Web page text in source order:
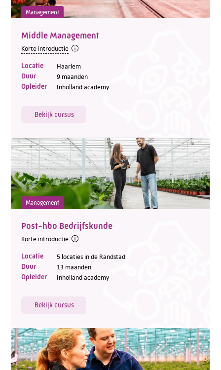
E-mail:
Contactformulier
Management
Middle Management
Korte introductie
Locatie Haarlem
Duur 9 maanden
Opleider Inholland academy
Bekijk cursus
Management
Post-hbo Bedrijfskunde
Korte introductie
Locatie 5 locaties in de Randstad
Duur 13 maanden
Opleider Inholland academy
Bekijk cursus